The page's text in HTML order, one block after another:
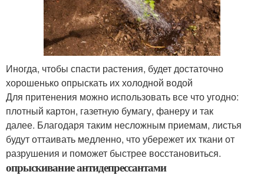
Иногда, чтобы спасти растения, будет достаточно
хорошенько опрыскать их холодной водой
Для притенения можно использовать все что угодно:
плотный картон, газетную бумагу, фанеру и так
далее. Благодаря таким несложным приемам, листья
будут оттаивать медленно, что убережет их ткани от
разрушения и поможет быстрее восстановиться.
опрыскивание антидепрессантами